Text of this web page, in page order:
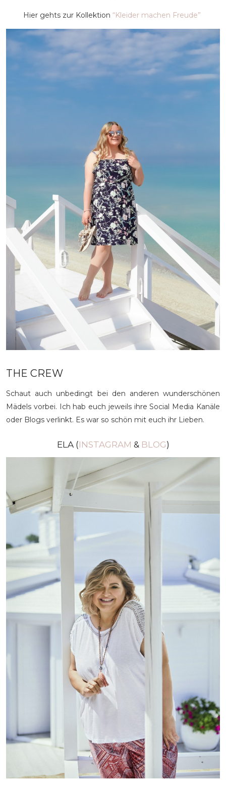
Hier gehts zur Kollektion “Kleider machen Freude”
THE CREW
Schaut auch unbedingt bei den anderen wunderschönen
Mädels vorbei. Ich hab euch jeweils ihre Social Media Kanäle
oder Blogs verlinkt. Es war so schön mit euch ihr Lieben.
ELA (INSTAGRAM & BLOG)